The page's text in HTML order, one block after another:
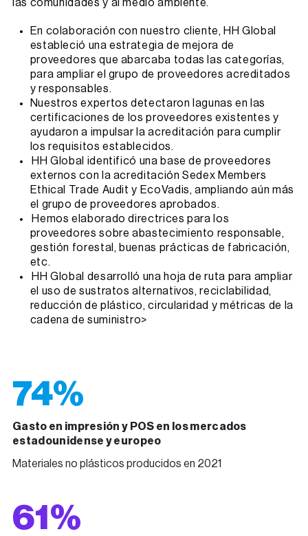
las comunidades y al medio ambiente.
En colaboración con nuestro cliente, HH Global
estableció una estrategia de mejora de
proveedores que abarcaba todas las categorías,
para ampliar el grupo de proveedores acreditados
y responsables.
Nuestros expertos detectaron lagunas en las
certificaciones de los proveedores existentes y
ayudaron a impulsar la acreditación para cumplir
los requisitos establecidos.
HH Global identificó una base de proveedores
externos con la acreditación Sedex Members
Ethical Trade Audit y EcoVadis, ampliando aún más
el grupo de proveedores aprobados.
Hemos elaborado directrices para los
proveedores sobre abastecimiento responsable,
gestión forestal, buenas prácticas de fabricación,
etc.
HH Global desarrolló una hoja de ruta para ampliar
el uso de sustratos alternativos, reciclabilidad,
reducción de plástico, circularidad y métricas de la
cadena de suministro>
74%
Gasto en impresión y POS en los mercados
estadounidense y europeo
Materiales no plásticos producidos en 2021
61%